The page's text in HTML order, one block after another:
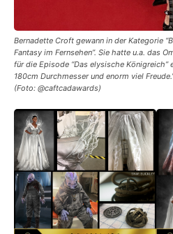
Bernadette Croft gewann in der Kategorie
Fantasy im Fernsehen”. Sie hatte u.a. das
für die Episode “Das elysische Königreich”
180cm Durchmesser und enorm viel
(Foto: @caftcadawards)